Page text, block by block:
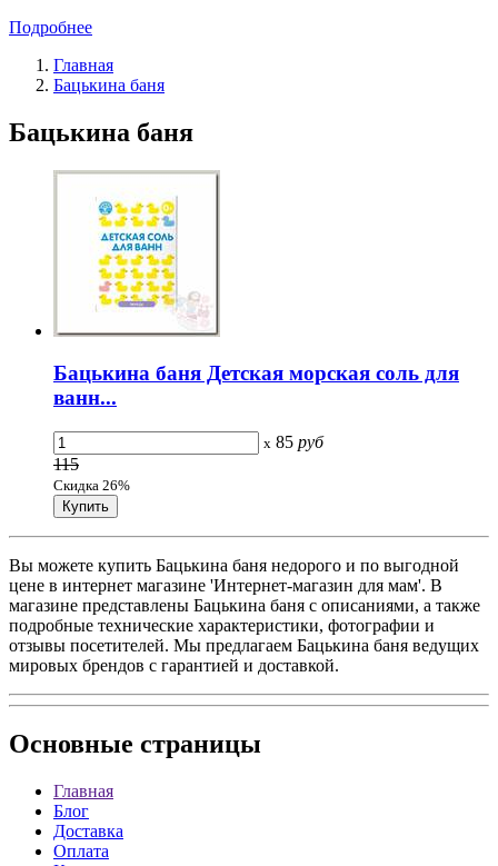
Подробнее
Главная
Бацькина баня
Бацькина баня
Бацькина баня Детская морская соль для
ванн...
x 85 руб
115
Скидка 26%
Вы можете купить Бацькина баня недорого и по выгодной
цене в интернет магазине 'Интернет-магазин для мам'. В
магазине представлены Бацькина баня с описаниями, а также
подробные технические характеристики, фотографии и
отзывы посетителей. Мы предлагаем Бацькина баня ведущих
мировых брендов с гарантией и доставкой.
Основные страницы
Главная
Блог
Доставка
Оплата